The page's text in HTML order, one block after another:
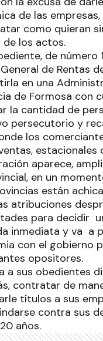
de las
como quieran
los actos.
de número
de Rentas
en una
de Formosa con
la cantidad de
persecutorio y
los
estacionales
aparece,
en un
están
atribuciones
para decidir
inmediata y va a
con el gobierno
opositores.
a sus obedientes
contratar de
títulos a sus
contra sus
años.